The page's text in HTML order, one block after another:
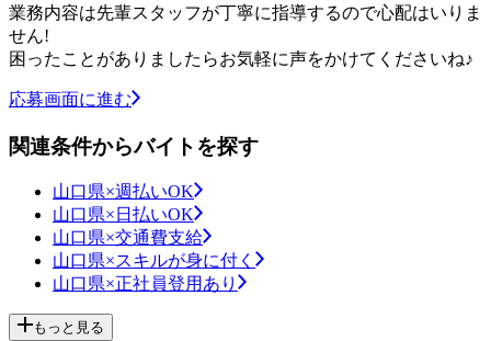
業務内容は先輩スタッフが丁寧に指導するので心配はいりま
せん!
困ったことがありましたらお気軽に声をかけてくださいね♪
応募画面に進む
関連条件からバイトを探す
山口県×週払いOK
山口県×日払いOK
山口県×交通費支給
山口県×スキルが身に付く
山口県×正社員登用あり
もっと見る